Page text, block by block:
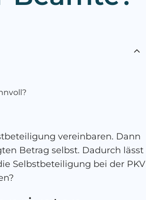
vereinbaren. Dann
Betrag selbst. Dadurch lässt
Selbstbeteiligung bei der PKV